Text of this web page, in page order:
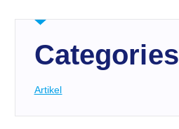
Categories
Artikel